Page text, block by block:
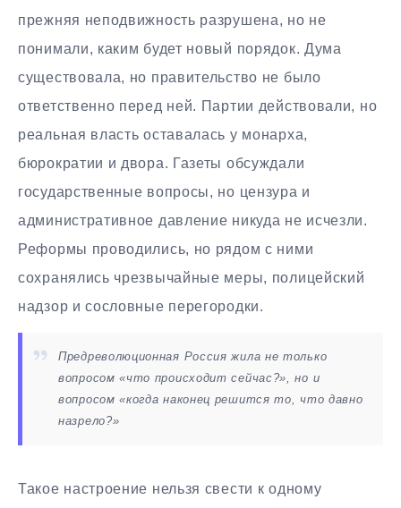
прежняя неподвижность разрушена, но не
понимали, каким будет новый порядок. Дума
существовала, но правительство не было
ответственно перед ней. Партии действовали, но
реальная власть оставалась у монарха,
бюрократии и двора. Газеты обсуждали
государственные вопросы, но цензура и
административное давление никуда не исчезли.
Реформы проводились, но рядом с ними
сохранялись чрезвычайные меры, полицейский
надзор и сословные перегородки.
Предреволюционная Россия жила не только
вопросом «что происходит сейчас?», но и
вопросом «когда наконец решится то, что давно
назрело?»
Такое настроение нельзя свести к одному